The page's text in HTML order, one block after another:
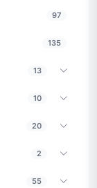
97
135
13
10
20
2
55